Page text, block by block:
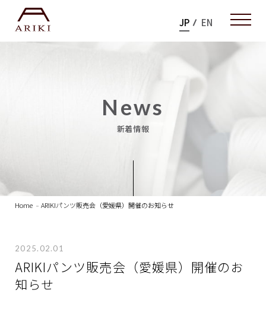
JP EN
News
新着情報
Home ARIKIパンツ販売会（愛媛県）開催のお知らせ
2025.02.01
ARIKIパンツ販売会（愛媛県）開催のお
知らせ